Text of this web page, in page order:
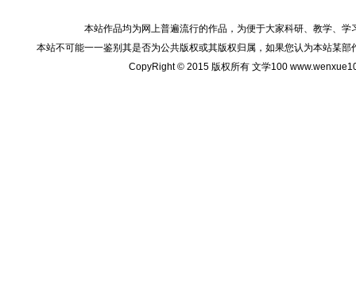
本站作品均为网上普遍流行的作品，为便于大家科研、教学、
本站不可能一一鉴别其是否为公共版权或其版权归属，如果您认为本站某
CopyRight © 2015 版权所有 文学100